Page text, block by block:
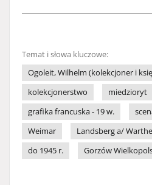
Temat i słowa kluczowe:
Ogoleit, Wilhelm (kolekcjoner i
kolekcjonerstwo
miedzioryt
grafika francuska - 19 w.
Weimar
Landsberg a/ Warthe
do 1945 r.
Gorzów